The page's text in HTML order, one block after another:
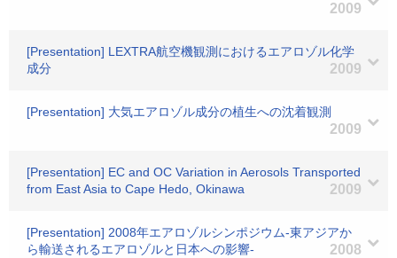
2009
[Presentation] LEXTRA航空機観測におけるエアロゾル化学
成分
2009
[Presentation] 大気エアロゾル成分の植生への沈着観測
2009
[Presentation] EC and OC Variation in Aerosols Transported
from East Asia to Cape Hedo, Okinawa
2009
[Presentation] 2008年エアロゾルシンポジウム-東アジアか
ら輸送されるエアロゾルと日本への影響-
2008